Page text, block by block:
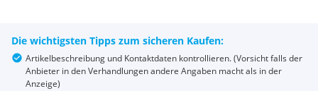
Die wichtigsten Tipps zum sicheren Kaufen:
Artikelbeschreibung und Kontaktdaten kontrollieren. (Vorsicht falls der
Anbieter in den Verhandlungen andere Angaben macht als in der
Anzeige)